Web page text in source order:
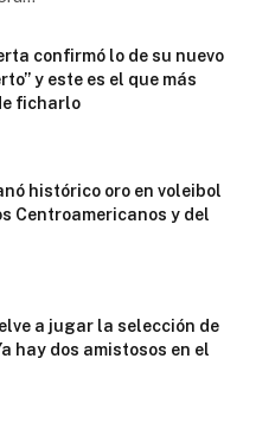
confirmó lo de su nuevo
y este es el que más
ficharlo
histórico oro en voleibol
Centroamericanos y del
a jugar la selección de
hay dos amistosos en el